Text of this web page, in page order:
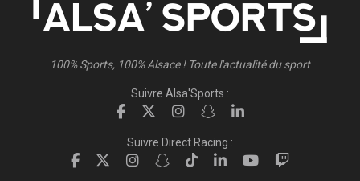
100% Sports, 100% Alsace ! Toute l'actualité du sport
Suivre Alsa'Sports :
Suivre Direct Racing :